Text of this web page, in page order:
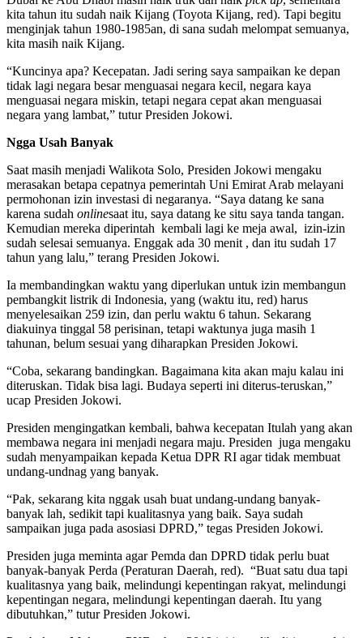
kita tahun itu sudah naik Kijang (Toyota Kijang, red). Tapi begitu
menginjak tahun 1980-1985an, di sana sudah melompat semuanya,
kita masih naik Kijang.
“Kuncinya apa? Kecepatan. Jadi sering saya sampaikan ke depan
tidak lagi negara besar menguasai negara kecil, negara kaya
menguasai negara miskin, tetapi negara cepat akan menguasai
negara yang lambat,” tutur Presiden Jokowi.
Ngga Usah Banyak
Saat masih menjadi Walikota Solo, Presiden Jokowi mengaku
merasakan betapa cepatnya pemerintah Uni Emirat Arab melayani
permohonan izin investasi di negaranya. “Saya datang ke sana
karena sudah onlinesaat itu, saya datang ke situ saya tanda tangan.
Kemudian mereka diperintah kembali lagi ke meja awal, izin-izin
sudah selesai semuanya. Enggak ada 30 menit , dan itu sudah 17
tahun yang lalu,” terang Presiden Jokowi.
Ia membandingkan waktu yang diperlukan untuk izin membangun
pembangkit listrik di Indonesia, yang (waktu itu, red) harus
menyelesaikan 259 izin, dan perlu waktu 6 tahun. Sekarang
diakuinya tinggal 58 perisinan, tetapi waktunya juga masih 1
tahunan, belum sesuai yang diharapkan Presiden Jokowi.
“Coba, sekarang bandingkan. Bagaimana kita akan maju kalau ini
diteruskan. Tidak bisa lagi. Budaya seperti ini diterus-teruskan,”
ucap Presiden Jokowi.
Presiden mengingatkan kembali, bahwa kecepatan Itulah yang akan
membawa negara ini menjadi negara maju. Presiden juga mengaku
sudah menyampaikan kepada Ketua DPR RI agar tidak membuat
undang-undnag yang banyak.
“Pak, sekarang kita nggak usah buat undang-undang banyak-
banyak lah, sedikit tapi kualitasnya yang baik. Saya sudah
sampaikan juga pada asosiasi DPRD,” tegas Presiden Jokowi.
Presiden juga meminta agar Pemda dan DPRD tidak perlu buat
banyak-banyak Perda (Peraturan Daerah, red). “Buat satu dua tapi
kualitasnya yang baik, melindungi kepentingan rakyat, melindungi
kepentingan negara, melindungi kepentingan daerah. Itu yang
dibutuhkan,” tutur Presiden Jokowi.